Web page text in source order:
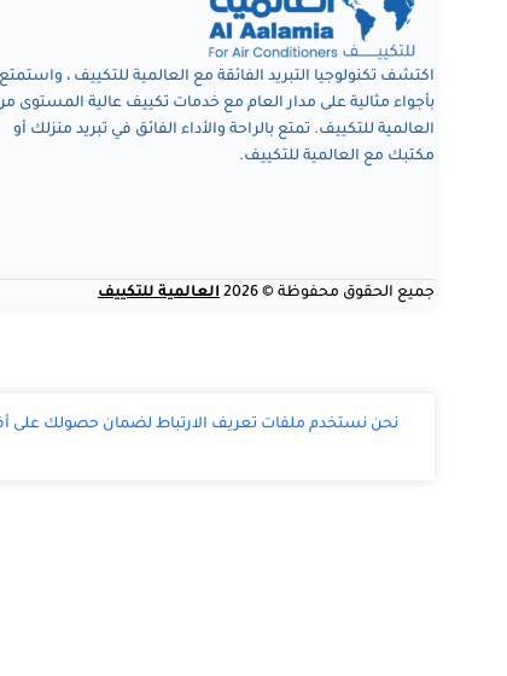
اكتشف تكنولوجيا التبريد الفائقة مع العالمية للتكييف ، واستمتع
بأجواء مثالية على مدار العام مع خدمات تكييف عالية المستوى
العالمية للتكييف. تمتع بالراحة والأداء الفائق في تبريد منزلك أو
مكتبك مع العالمية للتكييف.
جميع الحقوق محفوظة © 2026 العالمية للتكييف
نحن نستخدم ملفات تعريف الارتباط لضمان حصولك على